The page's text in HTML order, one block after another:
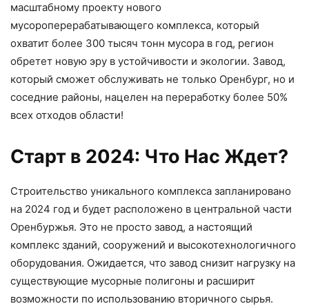
масштабному проекту нового
мусороперерабатывающего комплекса, который
охватит более 300 тысяч тонн мусора в год, регион
обретет новую эру в устойчивости и экологии. Завод,
который сможет обслуживать не только Оренбург, но и
соседние районы, нацелен на переработку более 50%
всех отходов области!
Старт в 2024: Что Нас Ждет?
Строительство уникального комплекса запланировано
на 2024 год и будет расположено в центральной части
Оренбуржья. Это не просто завод, а настоящий
комплекс зданий, сооружений и высокотехнологичного
оборудования. Ожидается, что завод снизит нагрузку на
существующие мусорные полигоны и расширит
возможности по использованию вторичного сырья.